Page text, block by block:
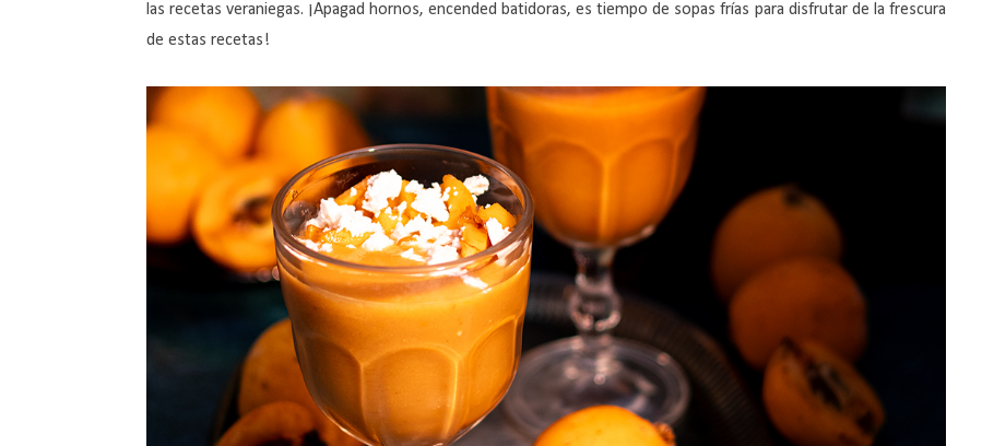
las recetas veraniegas. ¡Apagad hornos, encended batidoras, es tiempo de sopas frías para disfrutar de la frescura
de estas recetas!